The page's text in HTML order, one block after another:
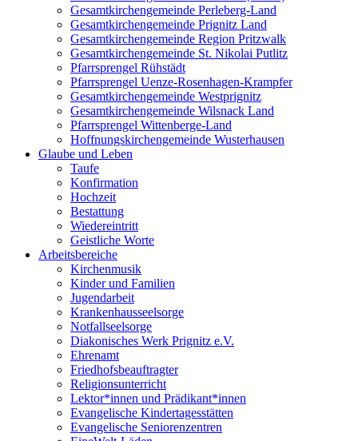
Gesamtkirchengemeinde Perleberg-Land
Gesamtkirchengemeinde Prignitz Land
Gesamtkirchengemeinde Region Pritzwalk
Gesamtkirchengemeinde St. Nikolai Putlitz
Pfarrsprengel Rühstädt
Pfarrsprengel Uenze-Rosenhagen-Krampfer
Gesamtkirchengemeinde Westprignitz
Gesamtkirchengemeinde Wilsnack Land
Pfarrsprengel Wittenberge-Land
Hoffnungskirchengemeinde Wusterhausen
Glaube und Leben
Taufe
Konfirmation
Hochzeit
Bestattung
Wiedereintritt
Geistliche Worte
Arbeitsbereiche
Kirchenmusik
Kinder und Familien
Jugendarbeit
Krankenhausseelsorge
Notfallseelsorge
Diakonisches Werk Prignitz e.V.
Ehrenamt
Friedhofsbeauftragter
Religionsunterricht
Lektor*innen und Prädikant*innen
Evangelische Kindertagesstätten
Evangelische Seniorenzentren